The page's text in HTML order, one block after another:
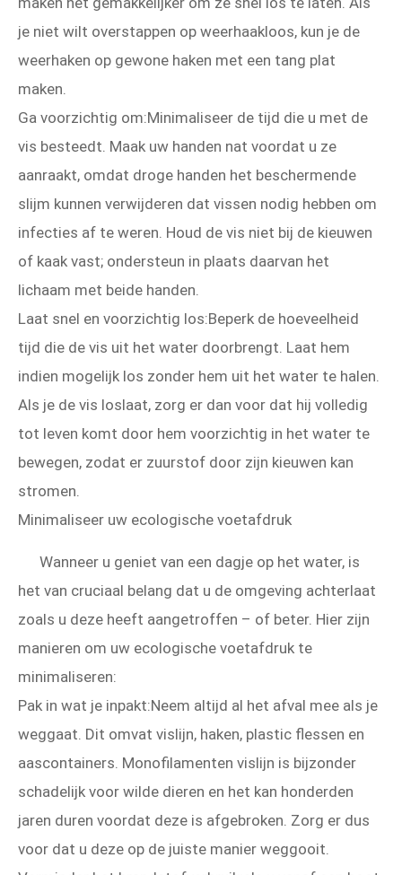
je niet wilt overstappen op weerhaakloos, kun je de
weerhaken op gewone haken met een tang plat
maken.
Ga voorzichtig om:Minimaliseer de tijd die u met de
vis besteedt. Maak uw handen nat voordat u ze
aanraakt, omdat droge handen het beschermende
slijm kunnen verwijderen dat vissen nodig hebben om
infecties af te weren. Houd de vis niet bij de kieuwen
of kaak vast; ondersteun in plaats daarvan het
lichaam met beide handen.
Laat snel en voorzichtig los:Beperk de hoeveelheid
tijd die de vis uit het water doorbrengt. Laat hem
indien mogelijk los zonder hem uit het water te halen.
Als je de vis loslaat, zorg er dan voor dat hij volledig
tot leven komt door hem voorzichtig in het water te
bewegen, zodat er zuurstof door zijn kieuwen kan
stromen.
Minimaliseer uw ecologische voetafdruk
Wanneer u geniet van een dagje op het water, is
het van cruciaal belang dat u de omgeving achterlaat
zoals u deze heeft aangetroffen – of beter. Hier zijn
manieren om uw ecologische voetafdruk te
minimaliseren:
Pak in wat je inpakt:Neem altijd al het afval mee als je
weggaat. Dit omvat vislijn, haken, plastic flessen en
aascontainers. Monofilamenten vislijn is bijzonder
schadelijk voor wilde dieren en het kan honderden
jaren duren voordat deze is afgebroken. Zorg er dus
voor dat u deze op de juiste manier weggooit.